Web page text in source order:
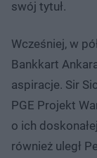
swój tytuł.
Wcześniej, w
Bankkart
aspiracje. Sir
PGE Projekt
o ich
również uległ